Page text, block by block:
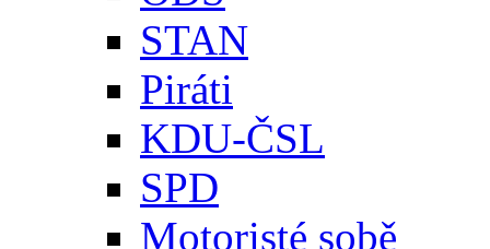
STAN
Piráti
KDU-ČSL
SPD
Motoristé sobě